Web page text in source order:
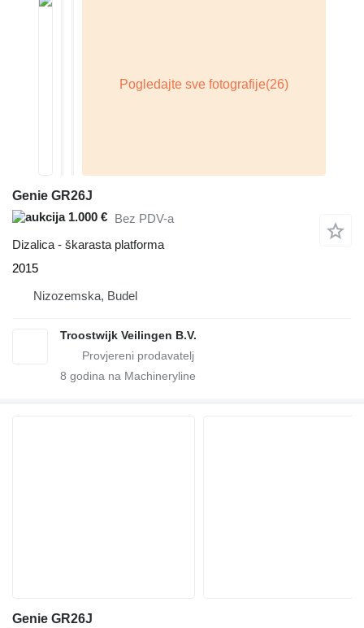
Genie GR26J
1.000 € Bez PDV-a
Dizalica - škarasta platforma
2015
Nizozemska, Budel
Troostwijk Veilingen B.V.
8 godina na Machineryline
Genie GR26J